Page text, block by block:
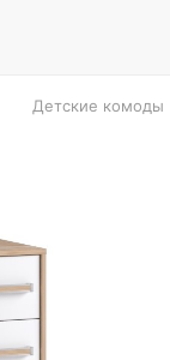
Детские комоды